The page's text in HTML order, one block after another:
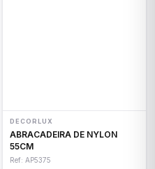
DECORLUX
ABRACADEIRA DE NYLON
55CM
Ref: AP5375